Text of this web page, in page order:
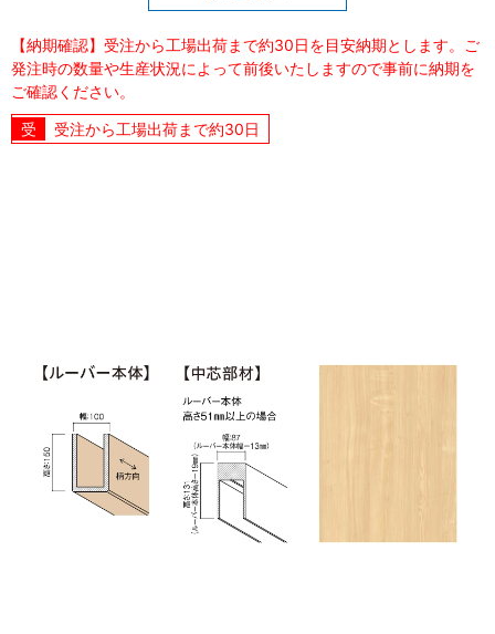
【納期確認】受注から工場出荷まで約30日を目安納期とします。ご
発注時の数量や生産状況によって前後いたしますので事前に納期を
ご確認ください。
受注から工場出荷まで約30日